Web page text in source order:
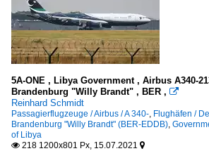
5A-ONE , Libya Government , Airbus A340-
Brandenburg "Willy Brandt" , BER , 
Reinhard Schmidt
Passagierflugzeuge / Airbus / A 340-, Flughäfen /
Brandenburg "Willy Brandt" (BER-EDDB),
of Libya
 218 1200x801 Px, 15.07.2021 